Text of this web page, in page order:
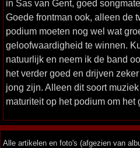
in Sas van Gent, goed
Goede frontman ook, alleen de
podium moeten nog wel wat
geloofwaardigheid te winnen.
natuurlijk en neem ik de band
het verder goed en drijven
jong zijn. Alleen dit soort
maturiteit op het podium om
Alle artikelen en foto's (afgezien van